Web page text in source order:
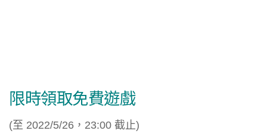
限時領取免費遊戲
(至 2022/5/26，23:00 截止)